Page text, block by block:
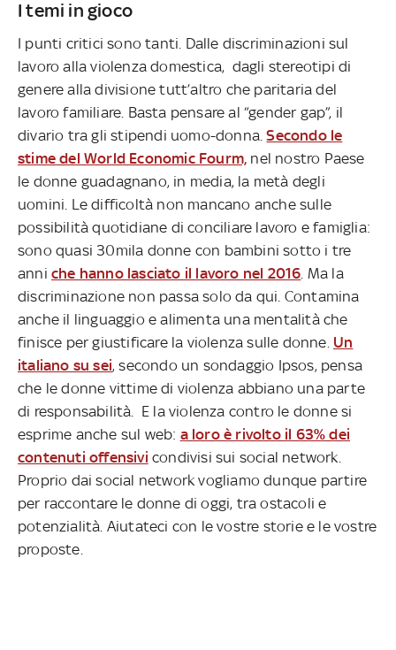
I temi in gioco
I punti critici sono tanti. Dalle discriminazioni sul
lavoro alla violenza domestica, dagli stereotipi di
genere alla divisione tutt’altro che paritaria del
lavoro familiare. Basta pensare al “gender gap”, il
divario tra gli stipendi uomo-donna.Secondo le
stime del World Economic Fourm, nel nostro Paese
le donne guadagnano, in media, la metà degli
uomini. Le difficoltà non mancano anche sulle
possibilità quotidiane di conciliare lavoro e famiglia:
sono quasi 30mila donne con bambini sotto i tre
anni che hanno lasciato il lavoro nel 2016 . Ma la
discriminazione non passa solo da qui. Contamina
anche il linguaggio e alimenta una mentalità che
finisce per giustificare la violenza sulle donne. Un
italiano su sei, secondo un sondaggio Ipsos, pensa
che le donne vittime di violenza abbiano una parte
di responsabilità.
E la violenza contro le donne si
esprime anche sul web: a loro è rivolto il 63% dei
contenuti offensivi condivisi sui social network.
Proprio dai social network vogliamo dunque partire
per raccontare le donne di oggi, tra ostacoli e
potenzialità. Aiutateci con le vostre storie e le vostre
proposte.